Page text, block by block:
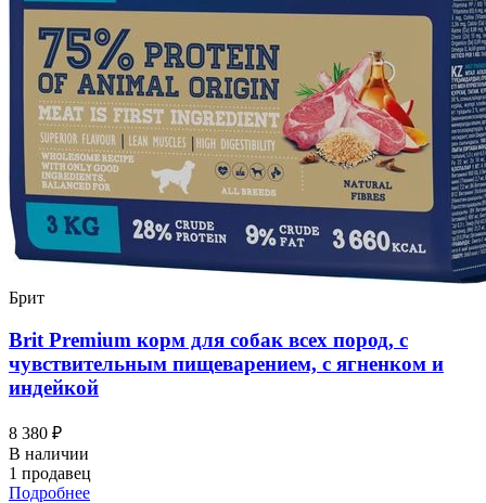
Брит
Brit Premium корм для собак всех пород, с
чувствительным пищеварением, с ягненком и
индейкой
8 380 ₽
В наличии
1 продавец
Подробнее